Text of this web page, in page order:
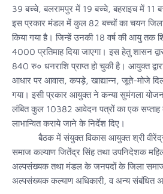
39 बच्चे, बलरामपुर में 19 बच्चे, बहराइच में 11
इस प्रकार मंडल में कुल 82 बच्चों का चयन जिला
किया गया है। जिन्हें उनकी 18 वर्ष की आयु तक
4000 प्रतिमाह दिया जाएगा। इस हेतु शासन
840 रु० धनराशि प्राप्त हो चुकी है। आयुक्त
आधार पर आवास, कपड़े, खाद्यान्न, जूते-मोजे
गया। इसी प्रकार आयुक्त ने कन्या सुमंगला
लंबित कुल 10382 आवेदन पत्रों का एक
लाभान्वित कराये जाने के निर्देश दिए।
बैठक में संयुक्त विकास आयुक्त श्री वीरेंद्र
समाज कल्याण जितेंद्र सिंह तथा उपनिदेशक
अल्पसंख्यक तथा मंडल के जनपदों के जिला समाज
अल्पसंख्यक कल्याण अधिकारी, व अन्य संबंधित